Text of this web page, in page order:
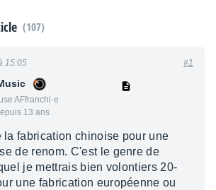
(107)
AFfranchi·e
13 ans
15:05 #1
la fabrication chinoise pour une
de renom. C'est le genre de
je mettrais bien volontiers 20-
une fabrication européenne ou